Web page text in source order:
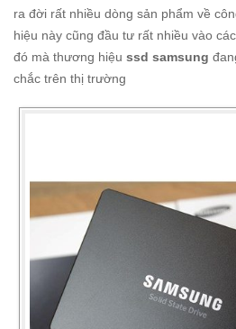
ra đời rất nhiều dòng sản phẩm về
hiệu này cũng đầu tư rất nhiều vào
đó mà thương hiệu ssd samsung
chắc trên thị trường